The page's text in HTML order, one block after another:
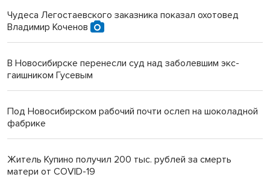
Чудеса Легостаевского заказника показал охотовед
Владимир Коченов
В Новосибирске перенесли суд над заболевшим экс-
гаишником Гусевым
Под Новосибирском рабочий почти ослеп на шоколадной
фабрике
Житель Купино получил 200 тыс. рублей за смерть
матери от COVID-19